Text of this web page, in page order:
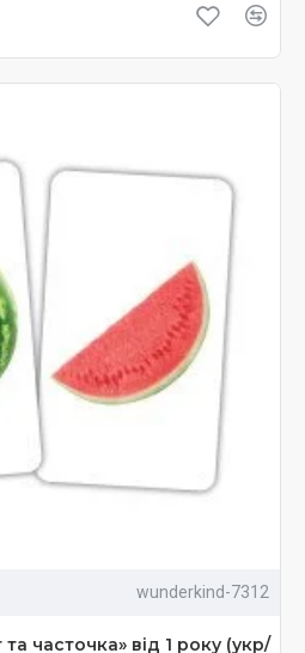
wunderkind-7312
часточка» від 1 року (укр/